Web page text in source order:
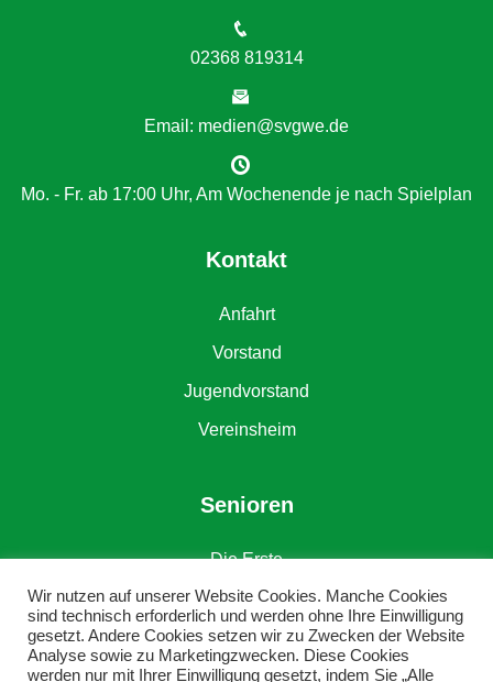
02368 819314
Email: medien@svgwe.de
Mo. - Fr. ab 17:00 Uhr, Am Wochenende je nach Spielplan
Kontakt
Anfahrt
Vorstand
Jugendvorstand
Vereinsheim
Senioren
Die Erste
Die Zweite
Alte Herren
Wir nutzen auf unserer Website Cookies. Manche Cookies
sind technisch erforderlich und werden ohne Ihre Einwilligung
gesetzt. Andere Cookies setzen wir zu Zwecken der Website
Analyse sowie zu Marketingzwecken. Diese Cookies
werden nur mit Ihrer Einwilligung gesetzt, indem Sie „Alle